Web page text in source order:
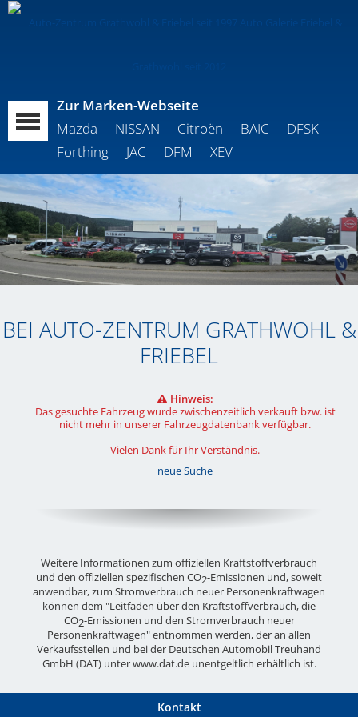
Zur Marken-Webseite
Mazda
NISSAN Citroën BAIC
DFSK
Forthing
JAC DFM XEV
BEI AUTO-ZENTRUM GRATHWOHL &
FRIEBEL
Hinweis:
Das gesuchte Fahrzeug wurde zwischenzeitlich verkauft bzw. ist
nicht mehr in unserer Fahrzeugdatenbank verfügbar.
Vielen Dank für Ihr Verständnis.
neue Suche
Weitere Informationen zum offiziellen Kraftstoffverbrauch
und den offiziellen spezifischen CO2-Emissionen und, soweit
anwendbar, zum Stromverbrauch neuer Personenkraftwagen
können dem "Leitfaden über den Kraftstoffverbrauch, die
CO2-Emissionen und den Stromverbrauch neuer
Personenkraftwagen" entnommen werden, der an allen
Verkaufsstellen und bei der Deutschen Automobil Treuhand
GmbH (DAT) unterwww.dat.deunentgeltlich erhältlich ist.
Kontakt